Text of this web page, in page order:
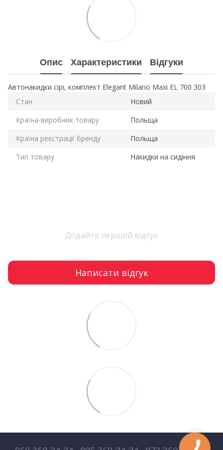
Опис Характеристики Відгуки
Автонакидки сірі, комплект Elegant Milano Maxi EL 700 303
Стан
Новий
Країна-виробник товару
Польща
Країна реєстрації бренду
Польща
Тип товару
Накидки на сидіння
Додайте перший відгук
Написати відгук